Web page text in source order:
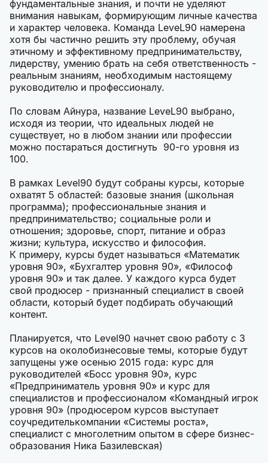
фундаментальные знания, и почти не уделяют
внимания навыкам, формирующим личные качества
и характер человека. Команда LeveL90 намерена
хотя бы частично решить эту проблему, обучая
этичному и эффективному предпринимательству,
лидерству, умению брать на себя ответственность -
реальным знаниям, необходимым настоящему
руководителю и профессионалу.
По словам Айнура, название LeveL90 выбрано,
исходя из теории, что идеальных людей не
существует, но в любом знании или профессии
можно постараться достигнуть 90-го уровня из
100.
В рамках Level90 будут собраны курсы, которые
охватят 5 областей: базовые знания (школьная
программа); профессиональные знания и
предпринимательство; социальные роли и
отношения; здоровье, спорт, питание и образ
жизни; культура, искусство и философия.
К примеру, курсы будет называться «Математик
уровня 90», «Бухгалтер уровня 90», «Философ
уровня 90» и так далее. У каждого курса будет
свой продюсер - признанный специалист в своей
области, который будет подбирать обучающий
контент.
Планируется, что Level90 начнет свою работу с 3
курсов на околобизнесовые темы, которые будут
запущены уже осенью 2015 года: курс для
руководителей «Босс уровня 90», курс
«Предприниматель уровня 90» и курс для
специалистов и профессионалом «Командный игрок
уровня 90» (продюсером курсов выступает
соучредителькомпании «Системы роста»,
специалист с многолетним опытом в сфере бизнес-
образования Ника Базилевская)